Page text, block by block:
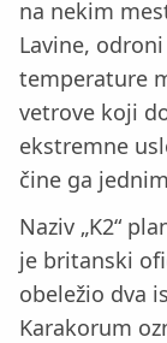
na nekim
Lavine,
temperature
vetrove koji
ekstremne
čine ga
Naziv „K2“
je britanski
obeležio dva
Karakorum